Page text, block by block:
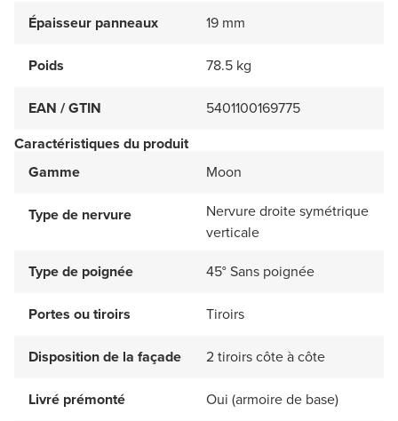
Épaisseur panneaux 19 mm
Poids 78.5 kg
EAN / GTIN
5401100169775
Caractéristiques du produit
Gamme
Moon
Type de nervure
Nervure droite symétrique
verticale
Type de poignée
45° Sans poignée
Portes ou tiroirs Tiroirs
Disposition de la façade 2 tiroirs côte à côte
Livré prémonté Oui (armoire de base)